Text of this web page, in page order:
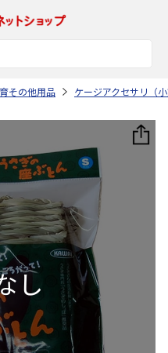
その他用品 ケージアクセサリ（